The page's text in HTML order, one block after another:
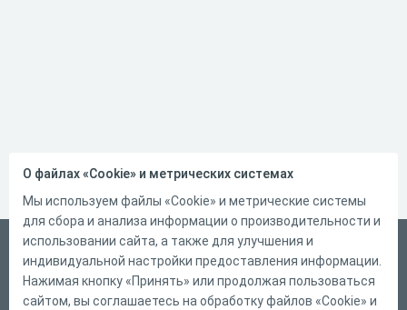
Русский
Справка
Форма обратной связи
О файлах «Cookie» и метрических системах
Мы используем файлы «Cookie» и метрические системы
для сбора и анализа информации о производительности и
использовании сайта, а также для улучшения и
индивидуальной настройки предоставления информации.
Нажимая кнопку «Принять» или продолжая пользоваться
сайтом, вы соглашаетесь на обработку файлов «Cookie» и